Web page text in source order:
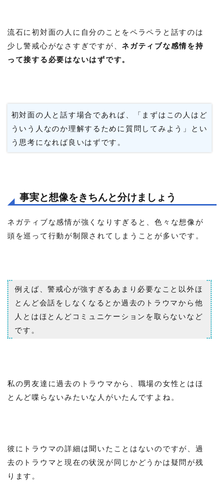
流石に初対面の人に自分のことをペラペラと話すのは
少し警戒心がなさすぎですが、ネガティブな感情を持
って接する必要はないはずです。
初対面の人と話す場合であれば、「まずはこの人はど
ういう人なのか理解するために質問してみよう」とい
う思考になれば良いはずです。
事実と想像をきちんと分けましょう
ネガティブな感情が強くなりすぎると、色々な想像が
頭を巡って行動が制限されてしまうことが多いです。
例えば、警戒心が強すぎるあまり必要なこと以外ほ
とんど会話をしなくなるとか過去のトラウマから他
人とはほとんどコミュニケーションを取らないなど
です。
私の男友達に過去のトラウマから、職場の女性とはほ
とんど喋らないみたいな人がいたんですよね。
彼にトラウマの詳細は聞いたことはないのですが、過
去のトラウマと現在の状況が同じかどうかは疑問が残
ります。